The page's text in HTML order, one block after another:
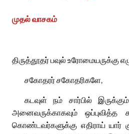
முதல் வாசகம்
திருத்தூதர் பவுல் உரோமையருக்கு
சகோதரர் சகோதரிகளே,
கடவுள் நம் சார்பில்
அனைவருக்காகவும்
கொண்டவர்களுக்கு எதிராய் யார்